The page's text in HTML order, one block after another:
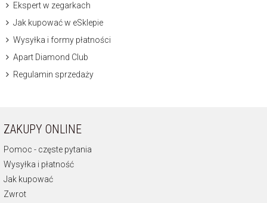
Ekspert w zegarkach
Jak kupować w eSklepie
Wysyłka i formy płatności
Apart Diamond Club
Regulamin sprzedaży
ZAKUPY ONLINE
Pomoc - częste pytania
Wysyłka i płatność
Jak kupować
Zwrot